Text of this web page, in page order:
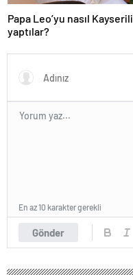
Papa Leo’yu nasıl Kayserili
yaptılar?
Gönder
En az 10 karakter gerekli